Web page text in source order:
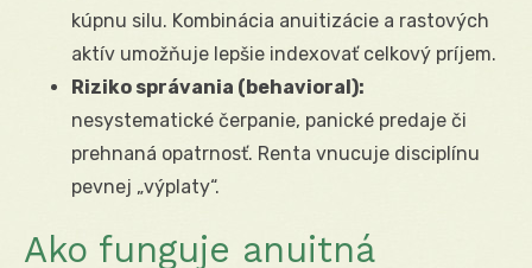
kúpnu silu. Kombinácia anuitizácie a rastových
aktív umožňuje lepšie indexovať celkový príjem.
Riziko správania (behavioral):
nesystematické čerpanie, panické predaje či
prehnaná opatrnosť. Renta vnucuje disciplínu
pevnej „výplaty“.
Ako funguje anuitná